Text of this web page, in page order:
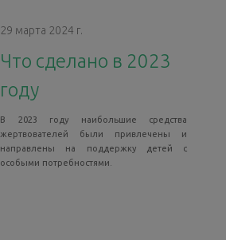
29 марта 2024 г.
Что сделано в 2023
году
В 2023 году наибольшие средства
жертвователей были привлечены и
направлены на поддержку детей с
особыми потребностями.